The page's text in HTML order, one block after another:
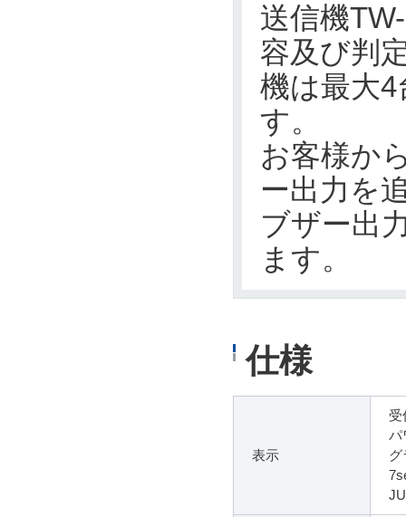
送信機
容及び判
機は最大
す。
お客様か
ー出力を
ブザー出
ます。
仕様
表示
パ